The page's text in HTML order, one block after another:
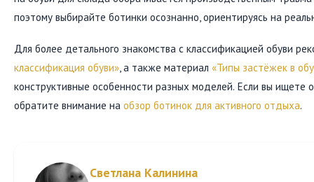
поэтому выбирайте ботинки осознанно, ориентируясь на
Для более детального знакомства с классификацией обуви
классификация обуви» , а также материал «Типы застёжек в
конструктивные особенности разных моделей. Если вы ищете
обратите внимание на обзор ботинок для активного отдыха.
Светлана Калинина